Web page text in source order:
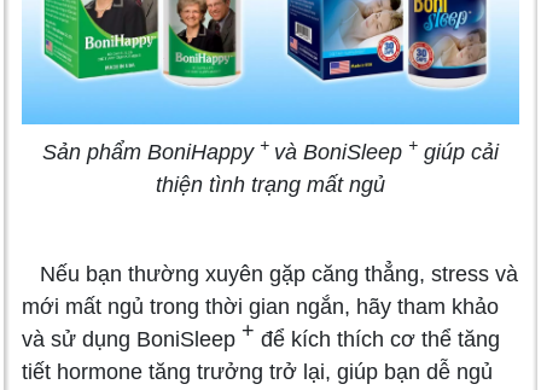
Sản phẩm BoniHappy + và BoniSleep + giúp cải
thiện tình trạng mất ngủ
Nếu bạn thường xuyên gặp căng thẳng, stress và
mới mất ngủ trong thời gian ngắn, hãy tham khảo
và sử dụng BoniSleep + để kích thích cơ thể tăng
tiết hormone tăng trưởng trở lại, giúp bạn dễ ngủ